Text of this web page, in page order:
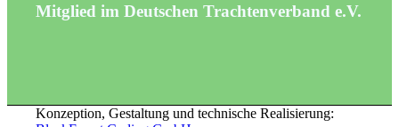
Mitglied im Deutschen Trachtenverband e.V.
Konzeption, Gestaltung und technische Realisierung: